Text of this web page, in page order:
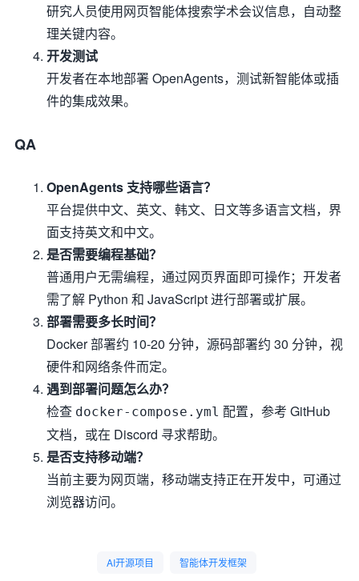
研究人员使用网页智能体搜索学术会议信息，自动整
理关键内容。
开发测试
开发者在本地部署 OpenAgents，测试新智能体或插
件的集成效果。
QA
OpenAgents 支持哪些语言？
平台提供中文、英文、韩文、日文等多语言文档，界
面支持英文和中文。
是否需要编程基础？
普通用户无需编程，通过网页界面即可操作；开发者
需了解 Python 和 JavaScript 进行部署或扩展。
部署需要多长时间？
Docker 部署约 10-20 分钟，源码部署约 30 分钟，视
硬件和网络条件而定。
遇到部署问题怎么办？
检查 docker-compose.yml 配置，参考 GitHub
文档，或在 Discord 寻求帮助。
是否支持移动端？
当前主要为网页端，移动端支持正在开发中，可通过
浏览器访问。
AI开源项目 智能体开发框架